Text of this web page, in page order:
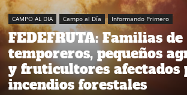
CAMPO AL DIA Campo al Día Informando Primero
FEDEFRUTA: Familias de
temporeros, pequeños
y fruticultores afectados
incendios forestales